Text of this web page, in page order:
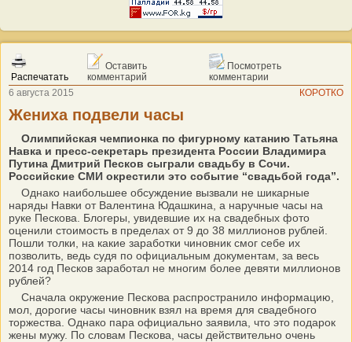
Распечатать
Оставить
комментарий
Посмотреть
комментарии
6 августа 2015
КОРОТКО
Жениха подвели часы
Олимпийская чемпионка по фигурному катанию Татьяна
Навка и пресс-секретарь президента России Владимира
Путина Дмитрий Песков сыграли свадьбу в Сочи.
Российские СМИ окрестили это событие “свадьбой года”.
Однако наибольшее обсуждение вызвали не шикарные
наряды Навки от Валентина Юдашкина, а наручные часы на
руке Пескова. Блогеры, увидевшие их на свадебных фото
оценили стоимость в пределах от 9 до 38 миллионов рублей.
Пошли толки, на какие заработки чиновник смог себе их
позволить, ведь судя по официальным документам, за весь
2014 год Песков заработал не многим более девяти миллионов
рублей?
Сначала окружение Пескова распространило информацию,
мол, дорогие часы чиновник взял на время для свадебного
торжества. Однако пара официально заявила, что это подарок
жены мужу. По словам Пескова, часы действительно очень